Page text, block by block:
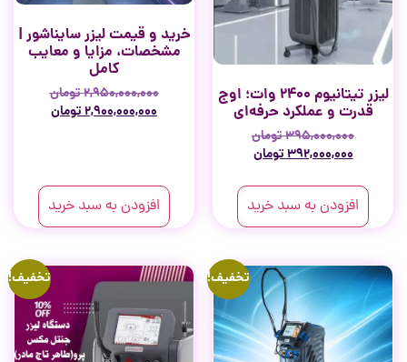
لیزر تیتانیوم ۲۴۰۰ وات؛ اوج
قدرت و عملکرد حرفه‌ای
۳۹۵,۰۰۰,۰۰۰تومان
۳۹۲,۰۰۰,۰۰۰تومان
افزودن به سبد خرید
خرید و قیمت لیزر سایناشور |
مشخصات، مزایا و معایب
کامل
۲,۹۵۰,۰۰۰,۰۰۰تومان
۲,۹۰۰,۰۰۰,۰۰۰تومان
افزودن به سبد خرید
تخفیف! تخفیف!